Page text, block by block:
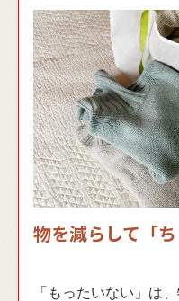
物を減らして「
「もったいない」は